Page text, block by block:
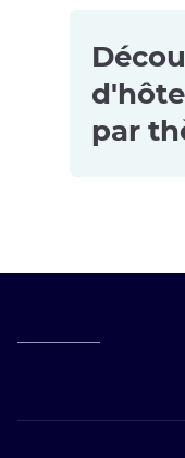
par
Hôtels avec